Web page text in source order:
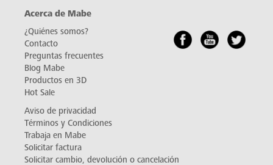
Acerca de Mabe
¿Quiénes somos?
Contacto
Preguntas frecuentes
Blog Mabe
Productos en 3D
Hot Sale
Aviso de privacidad
Términos y Condiciones
Trabaja en Mabe
Solicitar factura
Solicitar cambio, devolución o cancelación